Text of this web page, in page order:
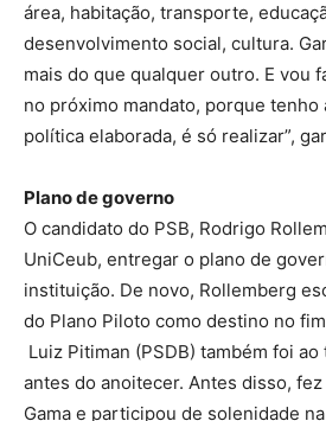
área, habitação, transporte,
desenvolvimento social, cultura.
mais do que qualquer outro. E vou
no próximo mandato, porque tenho
política elaborada, é só realizar”,
Plano de governo
O candidato do PSB, Rodrigo
UniCeub, entregar o plano de
instituição. De novo, Rollemberg
do Plano Piloto como destino no
Luiz Pitiman (PSDB) também foi
antes do anoitecer. Antes disso,
Gama e participou de solenidade